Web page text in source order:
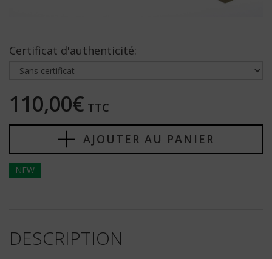
Certificat d'authenticité:
110,00€ TTC
AJOUTER AU PANIER
NEW
DESCRIPTION